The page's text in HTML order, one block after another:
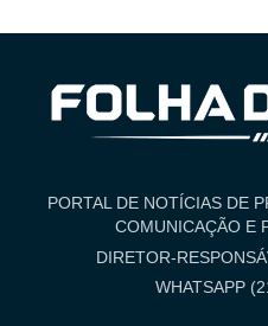
PORTAL DE NOTÍCIAS DE
COMUNICAÇÃO E
DIRETOR-
WHATSAPP